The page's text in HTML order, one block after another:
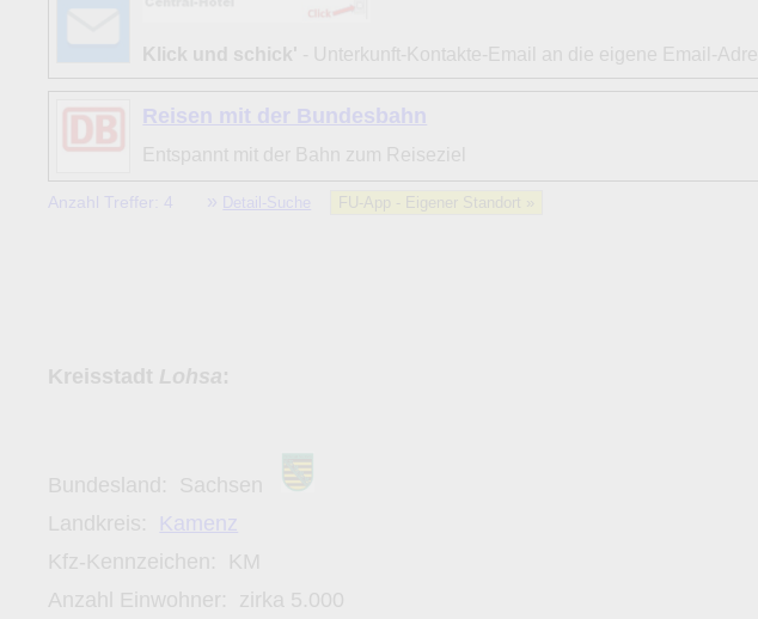
Klick und schick' - Unterkunft-Kontakte-Email an die eigene Email-
Reisen mit der Bundesbahn
Entspannt mit der Bahn zum Reiseziel
Anzahl Treffer: 4 » Detail-Suche FU-App - Eigener Standort »
Kreisstadt Lohsa:
Bundesland: Sachsen
Landkreis: Kamenz
Kfz-Kennzeichen: KM
Anzahl Einwohner: zirka 5.000